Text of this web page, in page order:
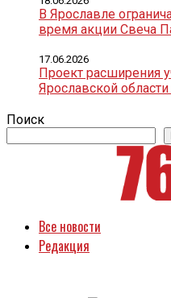
В Ярославле
время акции Свеча
Проект расширения
Ярославской
17.06.2026
Поиск
Все новости
Редакция